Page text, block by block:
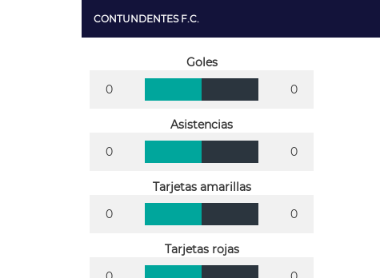
CONTUNDENTES F.C.
Goles
0
0
Asistencias
0
0
Tarjetas amarillas
0
0
Tarjetas rojas